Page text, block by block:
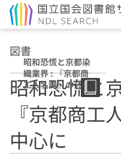
図書
昭和恐慌と京都染
織業界 : 『京都商
工人名録』の分析
を中心に
昭和恐慌と
『京都商工
中心に